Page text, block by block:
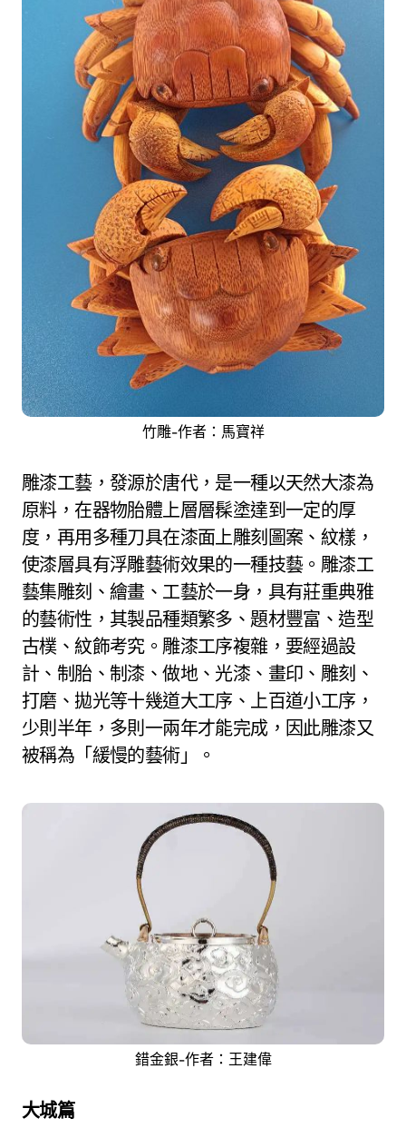
竹雕-作者：馬寶祥
雕漆工藝，發源於唐代，是一種以天然大漆為
原料，在器物胎體上層層髹塗達到一定的厚
度，再用多種刀具在漆面上雕刻圖案、紋樣，
使漆層具有浮雕藝術效果的一種技藝。雕漆工
藝集雕刻、繪畫、工藝於一身，具有莊重典雅
的藝術性，其製品種類繁多、題材豐富、造型
古樸、紋飾考究。雕漆工序複雜，要經過設
計、制胎、制漆、做地、光漆、畫印、雕刻、
打磨、拋光等十幾道大工序、上百道小工序，
少則半年，多則一兩年才能完成，因此雕漆又
被稱為「緩慢的藝術」。
錯金銀-作者：王建偉
大城篇